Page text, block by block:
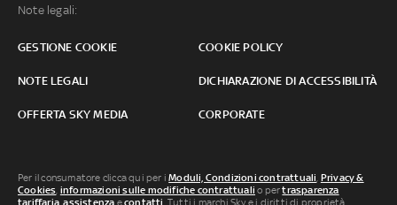
Note legali:
GESTIONE COOKIE COOKIE POLICY
NOTE LEGALI DICHIARAZIONE DI ACCESSIBILITÀ
OFFERTA SKY MEDIA CORPORATE
Per il consumatore clicca qui per iModuli, Condizioni contrattuali, Privacy &
Cookies, informazioni sulle modifiche contrattuali o pertrasparenza
tariffaria ,assistenza econtatti . Tutti i marchi Sky e i diritti di proprietà